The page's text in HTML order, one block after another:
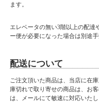
ます。
エレベータの無い3階以上の配達
ー便が必要になった場合は別途
配送について
ご注文頂いた商品は、当店に在
庫切れで取り寄せの商品は、お
は、メールにて敏速に対応いた